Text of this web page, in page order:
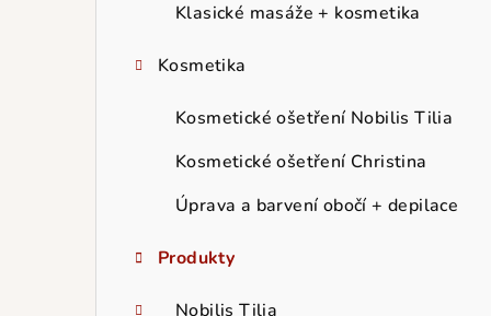
Klasické masáže + kosmetika
Kosmetika
Kosmetické ošetření Nobilis Tilia
Kosmetické ošetření Christina
Úprava a barvení obočí + depilace
Produkty
Nobilis Tilia